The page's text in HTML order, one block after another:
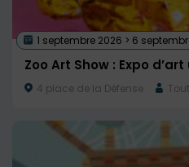
1 septembre 2026 > 6
Zoo Art Show : Expo
4 place de la Défense